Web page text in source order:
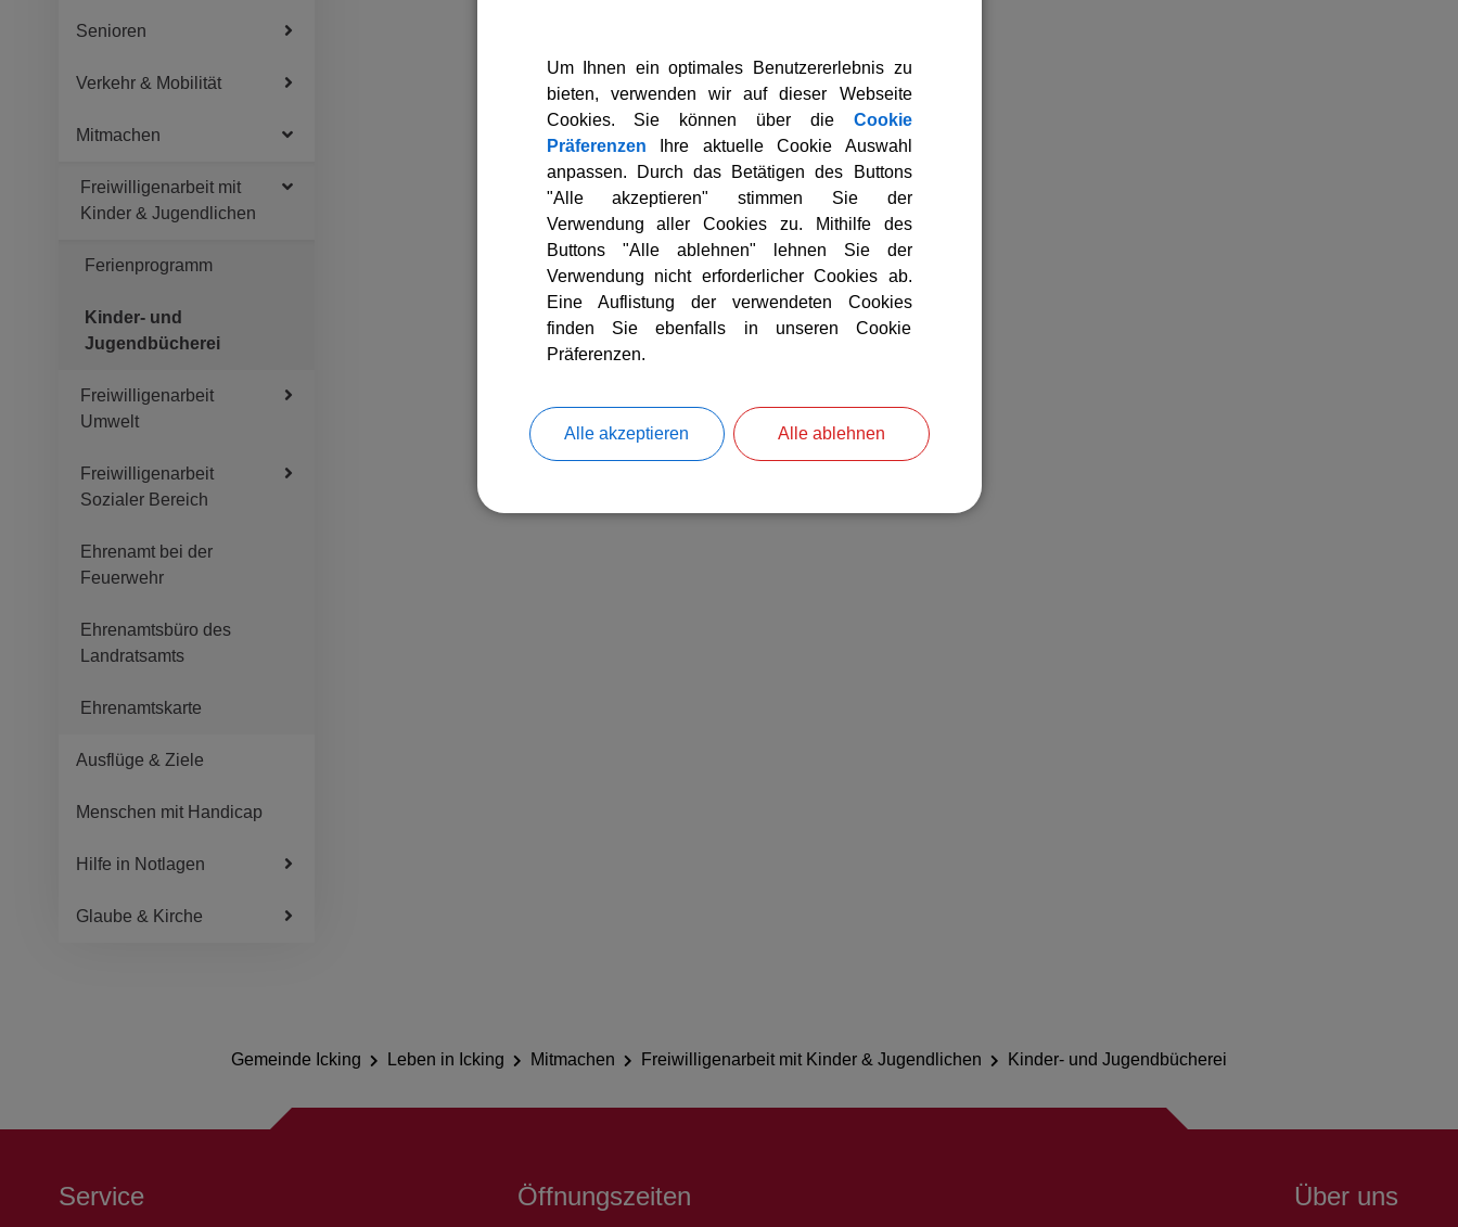
Senioren
Verkehr & Mobilität
Mitmachen
Freiwilligenarbeit mit
Kinder & Jugendlichen
Ferienprogramm
Kinder- und
Jugendbücherei
Freiwilligenarbeit
Umwelt
Freiwilligenarbeit
Sozialer Bereich
Ehrenamt bei der
Feuerwehr
Ehrenamtsbüro des
Landratsamts
Ehrenamtskarte
Ausflüge & Ziele
Menschen mit Handicap
Hilfe in Notlagen
Glaube & Kirche
Gemeinde Icking Leben in Icking Mitmachen Freiwilligenarbeit mit Kinder & Jugendlichen Kinder- und Jugendbücherei
Service Öffnungszeiten Über uns
Um Ihnen ein optimales Benutzererlebnis zu
bieten, verwenden wir auf dieser Webseite
Cookies. Sie können über die Cookie
Präferenzen Ihre aktuelle Cookie Auswahl
anpassen. Durch das Betätigen des Buttons
"Alle akzeptieren" stimmen Sie der
Verwendung aller Cookies zu. Mithilfe des
Buttons "Alle ablehnen" lehnen Sie der
Verwendung nicht erforderlicher Cookies ab.
Eine Auflistung der verwendeten Cookies
finden Sie ebenfalls in unseren Cookie
Präferenzen.
Alle akzeptieren Alle ablehnen